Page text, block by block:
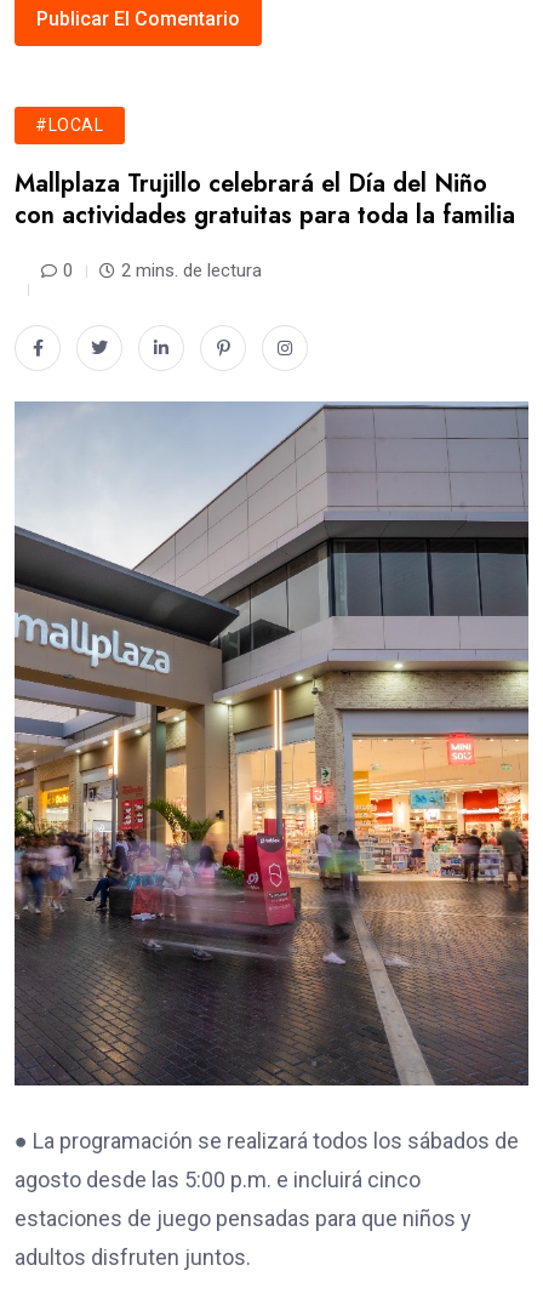
#LOCAL
Mallplaza Trujillo celebrará el Día del Niño
con actividades gratuitas para toda la familia
0 2 mins. de lectura
● La programación se realizará todos los sábados de
agosto desde las 5:00 p.m. e incluirá cinco
estaciones de juego pensadas para que niños y
adultos disfruten juntos.